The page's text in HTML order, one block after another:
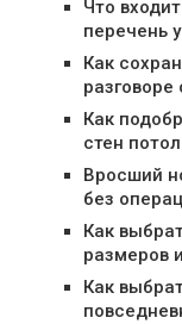
Что
перечень
Как
Как
стен
Вросший
без
Как
размеров
Как